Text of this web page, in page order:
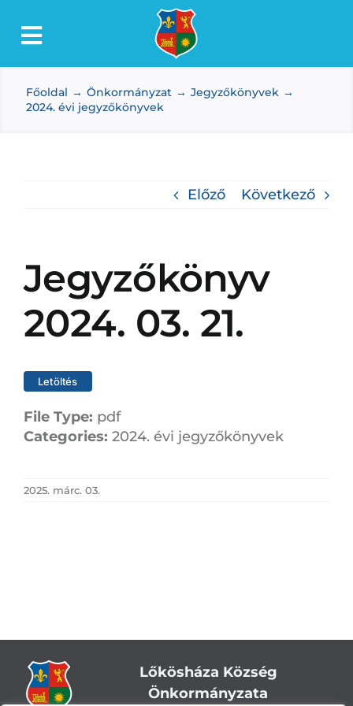
Toggle
Lőkösháza
Intézmények
Főoldal Önkormányzat
Jegyzőkönyvek
2024. évi jegyzőkönyvek
Előző Következő
Jegyzőkönyv
2024. 03. 21.
Letöltés
File Type: pdf
Categories: 2024. évi jegyzőkönyvek
2025. márc. 03.
Lőkösháza Község
Önkormányzata